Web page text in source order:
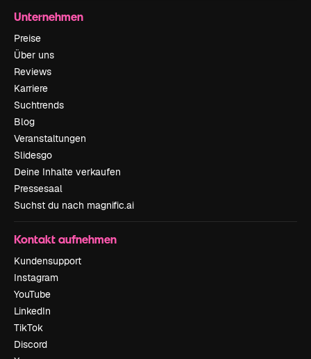
Unternehmen
Preise
Über uns
Reviews
Karriere
Suchtrends
Blog
Veranstaltungen
Slidesgo
Deine Inhalte verkaufen
Pressesaal
Suchst du nach magnific.ai
Kontakt aufnehmen
Kundensupport
Instagram
YouTube
LinkedIn
TikTok
Discord